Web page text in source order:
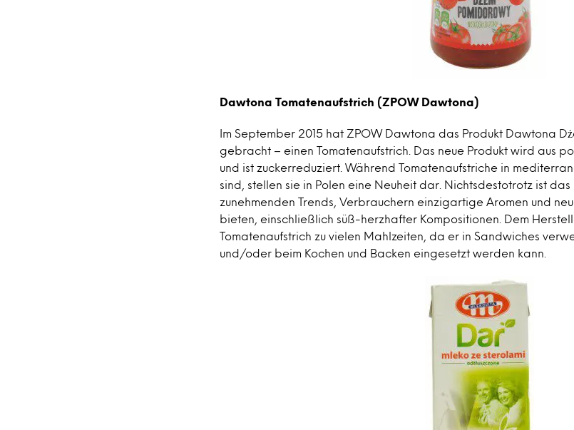
Dawtona Tomatenaufstrich (ZPOW Dawtona)
Im September 2015 hat ZPOW Dawtona das Produkt Dawtona
gebracht – einen Tomatenaufstrich. Das neue Produkt wird aus
und ist zuckerreduziert. Während Tomatenaufstriche in
sind, stellen sie in Polen eine Neuheit dar. Nichtsdestotrotz ist das
zunehmenden Trends, Verbrauchern einzigartige Aromen und
bieten, einschließlich süß-herzhafter Kompositionen. Dem
Tomatenaufstrich zu vielen Mahlzeiten, da er in Sandwiches
und/oder beim Kochen und Backen eingesetzt werden kann.